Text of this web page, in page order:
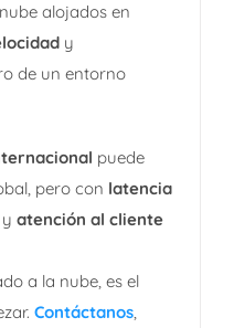
alojados en
y
de un entorno
puede
pero con latencia
atención al cliente
a la nube, es el
Contáctanos,